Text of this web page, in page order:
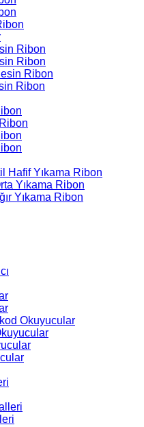
Ribon
Ribon
Ribon
Ribon
Hafif Yıkama Ribon
Yıkama Ribon
Yıkama Ribon
Okuyucular